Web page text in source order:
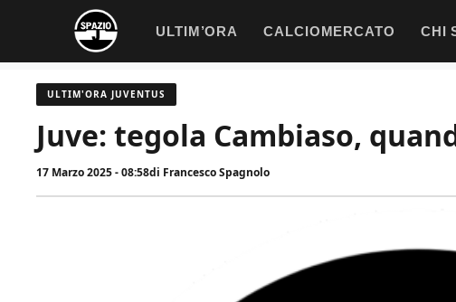
contenuto
ULTIM’ORA CALCIOMERCATO CHI
ULTIM'ORA JUVENTUS
Juve: tegola Cambiaso,
17 Marzo 2025 - 08:58di Francesco Spagnolo